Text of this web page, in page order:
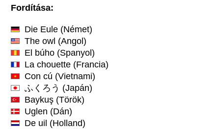
Fordítása:
Die Eule (Német)
The owl (Angol)
El búho (Spanyol)
La chouette (Francia)
Con cú (Vietnami)
ふくろう (Japán)
Baykuş (Török)
Uglen (Dán)
De uil (Holland)